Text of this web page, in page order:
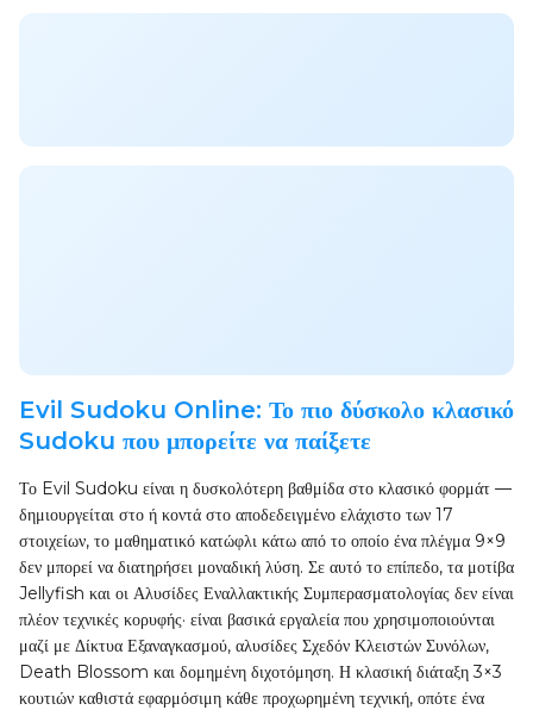
Evil Sudoku Online: Το πιο δύσκολο κλασικό
Sudoku που μπορείτε να παίξετε
Το Evil Sudoku είναι η δυσκολότερη βαθμίδα στο κλασικό φορμάτ —
δημιουργείται στο ή κοντά στο αποδεδειγμένο ελάχιστο των 17
στοιχείων, το μαθηματικό κατώφλι κάτω από το οποίο ένα πλέγμα 9×9
δεν μπορεί να διατηρήσει μοναδική λύση. Σε αυτό το επίπεδο, τα μοτίβα
Jellyfish και οι Αλυσίδες Εναλλακτικής Συμπερασματολογίας δεν είναι
πλέον τεχνικές κορυφής· είναι βασικά εργαλεία που χρησιμοποιούνται
μαζί με Δίκτυα Εξαναγκασμού, αλυσίδες Σχεδόν Κλειστών Συνόλων,
Death Blossom και δομημένη διχοτόμηση. Η κλασική διάταξη 3×3
κουτιών καθιστά εφαρμόσιμη κάθε προχωρημένη τεχνική, οπότε ένα